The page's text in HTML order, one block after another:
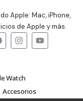
Apple: Mac, iPhone,
de Apple y más.
Watch
Accesorios